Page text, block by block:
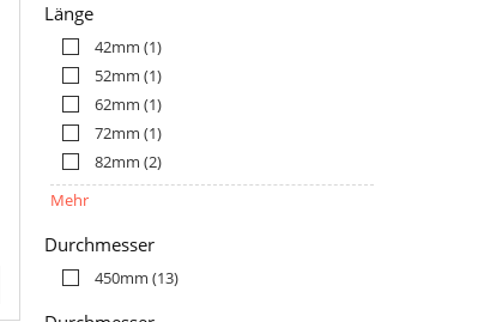
Länge
42mm (1)
52mm (1)
62mm (1)
72mm (1)
82mm (2)
Mehr
Durchmesser
450mm (13)